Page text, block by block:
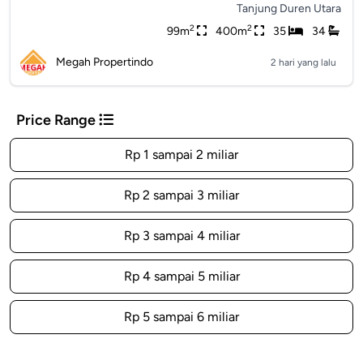
Tanjung Duren Utara
99m2 400m2 35 34
Megah Propertindo 2 hari yang lalu
Price Range
Rp 1 sampai 2 miliar
Rp 2 sampai 3 miliar
Rp 3 sampai 4 miliar
Rp 4 sampai 5 miliar
Rp 5 sampai 6 miliar